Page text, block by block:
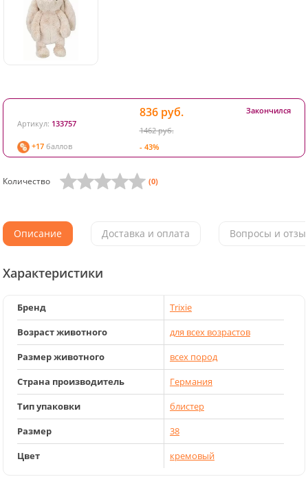
Артикул: 133757
+17 баллов
836 руб.
1462 руб.
- 43%
Закончился
Количество (0)
Описание Доставка и оплата Вопросы и
Характеристики
Бренд
Trixie
Возраст животного
для всех возрастов
Размер животного
всех пород
Страна производитель
Германия
Тип упаковки
блистер
Размер
38
Цвет
кремовый